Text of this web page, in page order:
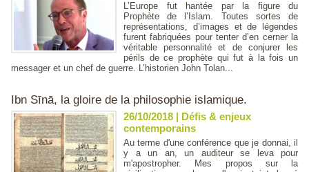
L’Europe fut hantée par la figure du
Prophète de l’Islam. Toutes sortes de
représentations, d’images et de légendes
furent fabriquées pour tenter d’en cerner la
véritable personnalité et de conjurer les
périls de ce prophète qui fut à la fois un
messager et un chef de guerre. L’historien John Tolan...
Ibn Sīnā, la gloire de la philosophie islamique.
26/10/2018 | Défis & enjeux
contemporains
Au terme d'une conférence que je donnai, il
y a un an, un auditeur se leva pour
m'apostropher. Mes propos sur la